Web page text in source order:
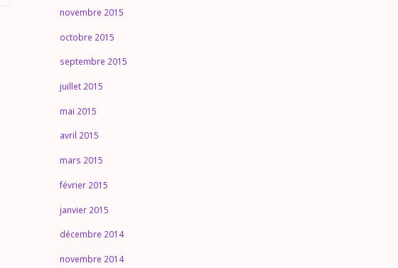
novembre 2015
octobre 2015
septembre 2015
juillet 2015
mai 2015
avril 2015
mars 2015
février 2015
janvier 2015
décembre 2014
novembre 2014